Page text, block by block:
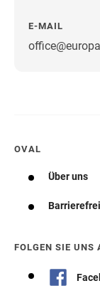
E-MAIL
OVAL
Über uns
FOLGEN SIE UNS